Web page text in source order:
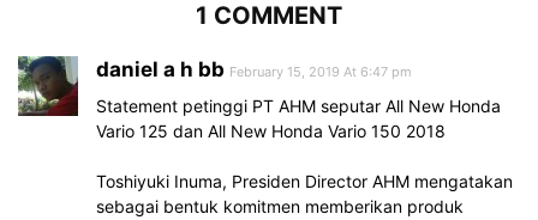
1 COMMENT
daniel a h bb February 15, 2019 At 6:47 pm
Statement petinggi PT AHM seputar All New Honda
Vario 125 dan All New Honda Vario 150 2018
Toshiyuki Inuma, Presiden Director AHM mengatakan
sebagai bentuk komitmen memberikan produk